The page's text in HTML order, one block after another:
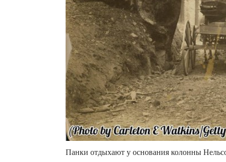
Панки отдыхают у основания колонны